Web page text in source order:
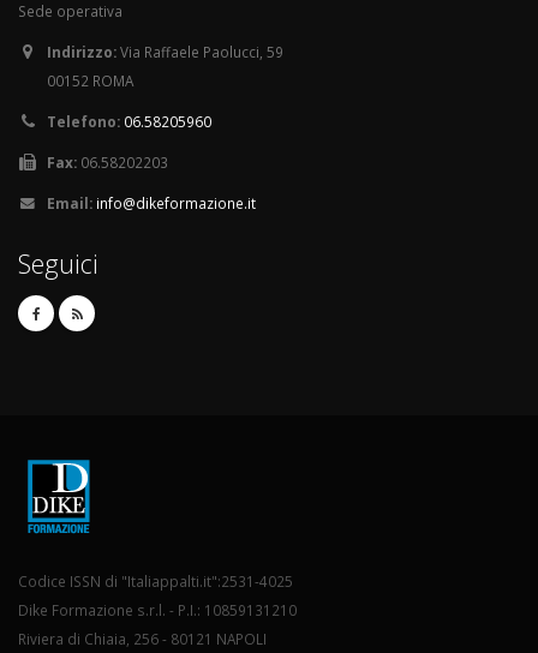
Sede operativa
Indirizzo:Via Raffaele Paolucci, 59
00152 ROMA
Telefono: 06.58205960
Fax: 06.58202203
Email: info@dikeformazione.it
Seguici
Codice ISSN di "Italiappalti.it":2531-4025
Dike Formazione s.r.l. - P.I.: 10859131210
Riviera di Chiaia, 256 - 80121 NAPOLI